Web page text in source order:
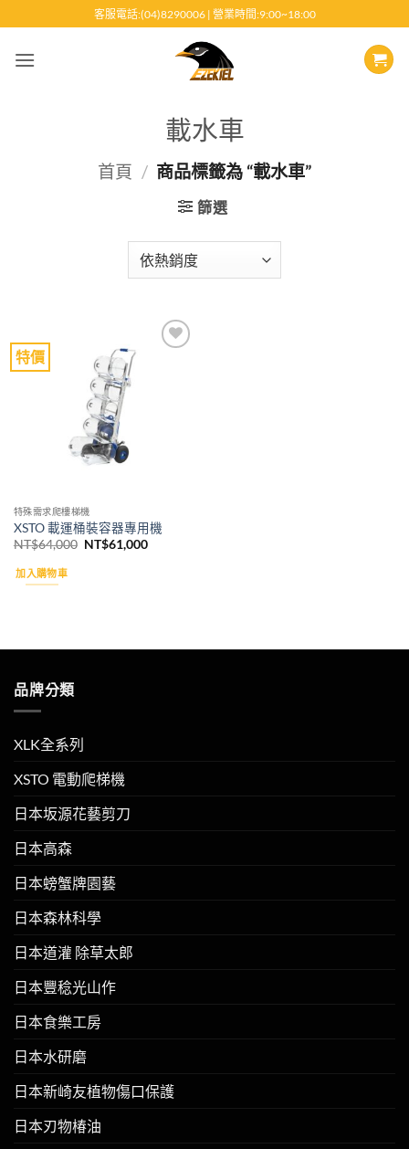
至
客服電話:(04)8290006 | 營業時間:9:00~18:00
載水車
首頁 / 商品標籤為 “載水車”
篩選
特價
特殊需求爬樓梯機
XSTO 載運桶裝容器專用機
NT$64,000 原
NT$61,000目
加入購物車
品牌分類
XLK全系列
XSTO 電動爬梯機
日本坂源花藝剪刀
日本高森
日本螃蟹牌園藝
日本森林科學
日本道灌 除草太郎
日本豐稔光山作
日本食樂工房
日本水研磨
日本新崎友植物傷口保護
日本刃物椿油